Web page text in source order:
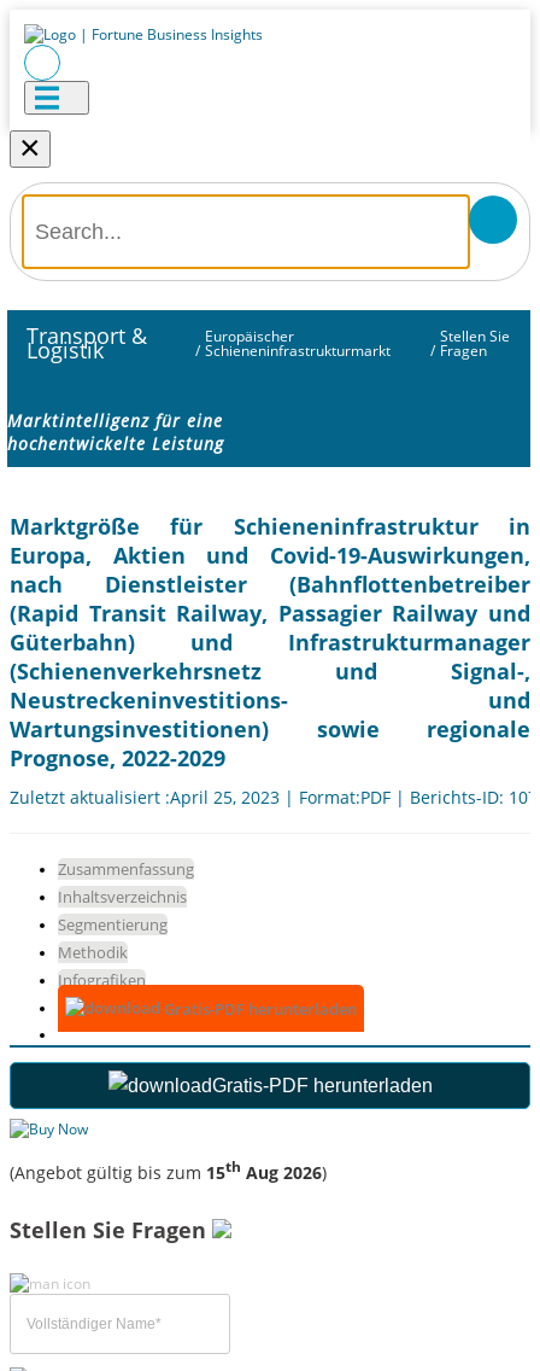
×
Transport &
Logistik /
Europäischer
Schieneninfrastrukturmarkt /
Stellen Sie
Fragen
Marktintelligenz für eine
hochentwickelte Leistung
Marktgröße für Schieneninfrastruktur in
Europa, Aktien und Covid-19-Auswirkungen,
nach Dienstleister (Bahnflottenbetreiber
(Rapid Transit Railway, Passagier Railway und
Güterbahn) und Infrastrukturmanager
(Schienenverkehrsnetz und Signal-,
Neustreckeninvestitions- und
Wartungsinvestitionen) sowie regionale
Prognose, 2022-2029
Zuletzt aktualisiert :April 25, 2023 | Format:PDF | Berichts-ID:
Zusammenfassung
Inhaltsverzeichnis
Segmentierung
Methodik
Infografiken
Gratis-PDF herunterladen
Gratis-PDF herunterladen
(Angebot gültig bis zum 15th Aug 2026)
Stellen Sie Fragen